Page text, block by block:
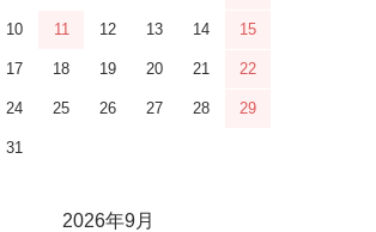
10 11 12 13 14 15
17 18 19 20 21 22
24 25 26 27 28 29
31
2026年9月